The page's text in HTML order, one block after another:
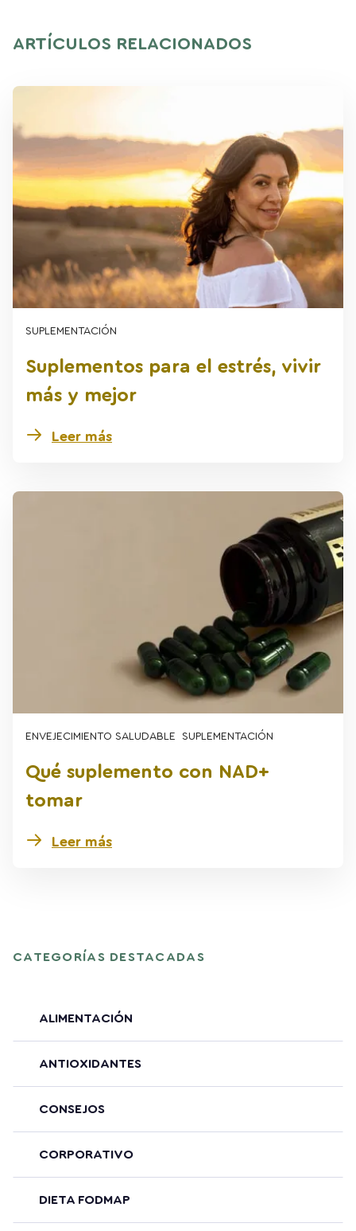
ARTÍCULOS RELACIONADOS
SUPLEMENTACIÓN
Suplementos para el estrés, vivir
más y mejor
Leer más
ENVEJECIMIENTO SALUDABLE SUPLEMENTACIÓN
Qué suplemento con NAD+
tomar
Leer más
CATEGORÍAS DESTACADAS
ALIMENTACIÓN
ANTIOXIDANTES
CONSEJOS
CORPORATIVO
DIETA FODMAP